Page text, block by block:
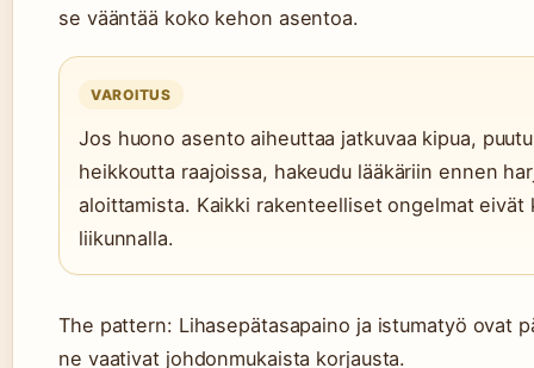
se vääntää koko kehon asentoa.
VAROITUS
Jos huono asento aiheuttaa jatkuvaa kipua,
heikkoutta raajoissa, hakeudu lääkäriin ennen
aloittamista. Kaikki rakenteelliset ongelmat eivät
liikunnalla.
The pattern: Lihasepätasapaino ja istumatyö ovat
ne vaativat johdonmukaista korjausta.